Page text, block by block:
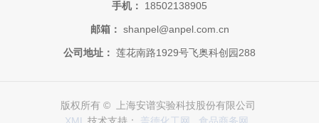
手机： 18502138905
邮箱： shanpel@anpel.com.cn
公司地址： 莲花南路1929号飞奥科创园288
版权所有 © 上海安谱实验科技股份有限公司